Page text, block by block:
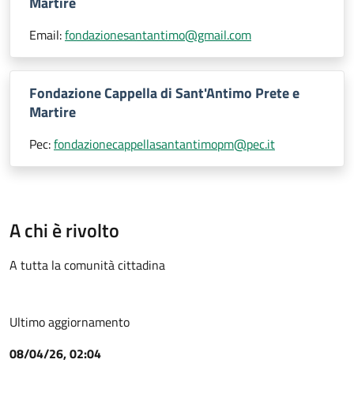
Email:fondazionesantantimo@gmail.com
Fondazione Cappella di Sant'Antimo Prete e
Martire
Pec:fondazionecappellasantantimopm@pec.it
A chi è rivolto
A tutta la comunità cittadina
Ultimo aggiornamento
08/04/26, 02:04